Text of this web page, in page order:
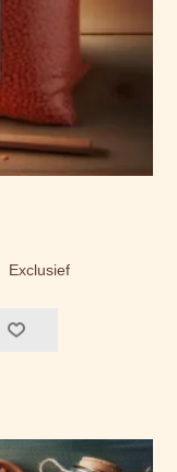
Exclusief